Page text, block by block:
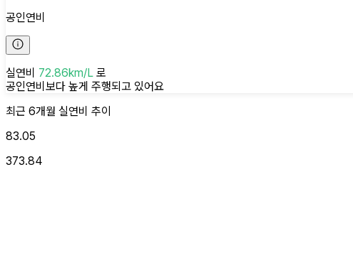
공인연비
실연비 72.86km/L 로
공인연비보다 높게 주행되고 있어요
최근 6개월 실연비 추이
83.05
373.84